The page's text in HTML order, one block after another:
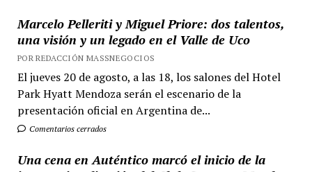
Marcelo Pelleriti y Miguel Priore: dos talentos,
una visión y un legado en el Valle de Uco
POR REDACCIÓN MASSNEGOCIOS
El jueves 20 de agosto, a las 18, los salones del Hotel
Park Hyatt Mendoza serán el escenario de la
presentación oficial en Argentina de...
Comentarios cerrados
Una cena en Auténtico marcó el inicio de la